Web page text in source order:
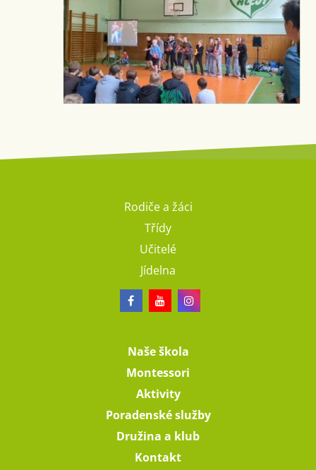
Rodiče a žáci
Třídy
Učitelé
Jídelna
Naše škola
Montessori
Aktivity
Poradenské služby
Družina a klub
Kontakt